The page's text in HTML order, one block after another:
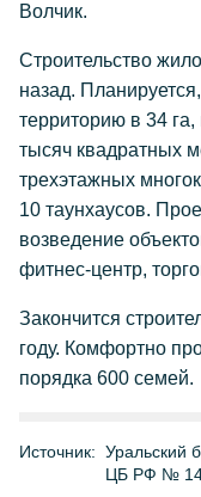
Волчик.
Строительство
назад.
территорию в 34
тысяч квадратных
трехэтажных
10 таунхаусов.
возведение
фитнес-центр,
Закончится
году. Комфортно
порядка 600 семей.
Источник: Уральский
ЦБ РФ №